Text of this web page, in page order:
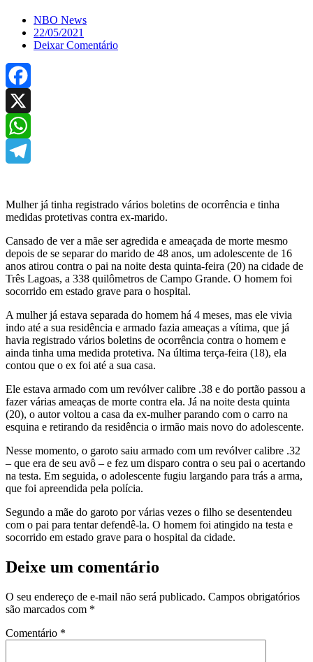
NBO News
22/05/2021
Deixar Comentário
Facebook
X
WhatsApp
Mulher já tinha registrado vários boletins de ocorrência e tinha
medidas protetivas contra ex-marido.
Cansado de ver a mãe ser agredida e ameaçada de morte mesmo
depois de se separar do marido de 48 anos, um adolescente de 16
anos atirou contra o pai na noite desta quinta-feira (20) na cidade de
Três Lagoas, a 338 quilômetros de Campo Grande. O homem foi
socorrido em estado grave para o hospital.
A mulher já estava separada do homem há 4 meses, mas ele vivia
indo até a sua residência e armado fazia ameaças a vítima, que já
havia registrado vários boletins de ocorrência contra o homem e
ainda tinha uma medida protetiva. Na última terça-feira (18), ela
contou que o ex foi até a sua casa.
Ele estava armado com um revólver calibre .38 e do portão passou a
fazer várias ameaças de morte contra ela. Já na noite desta quinta
(20), o autor voltou a casa da ex-mulher parando com o carro na
esquina e retirando da residência o irmão mais novo do adolescente.
Nesse momento, o garoto saiu armado com um revólver calibre .32
– que era de seu avô – e fez um disparo contra o seu pai o acertando
na testa. Em seguida, o adolescente fugiu largando para trás a arma,
que foi apreendida pela polícia.
Segundo a mãe do garoto por várias vezes o filho se desentendeu
com o pai para tentar defendê-la. O homem foi atingido na testa e
socorrido em estado grave para o hospital da cidade.
Deixe um comentário
O seu endereço de e-mail não será publicado. Campos obrigatórios
são marcados com *
Comentário *